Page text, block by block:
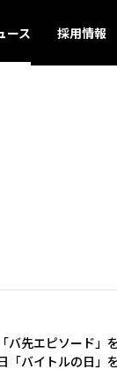
ース 採用情報
バ先エピソード」
「バイトルの日」